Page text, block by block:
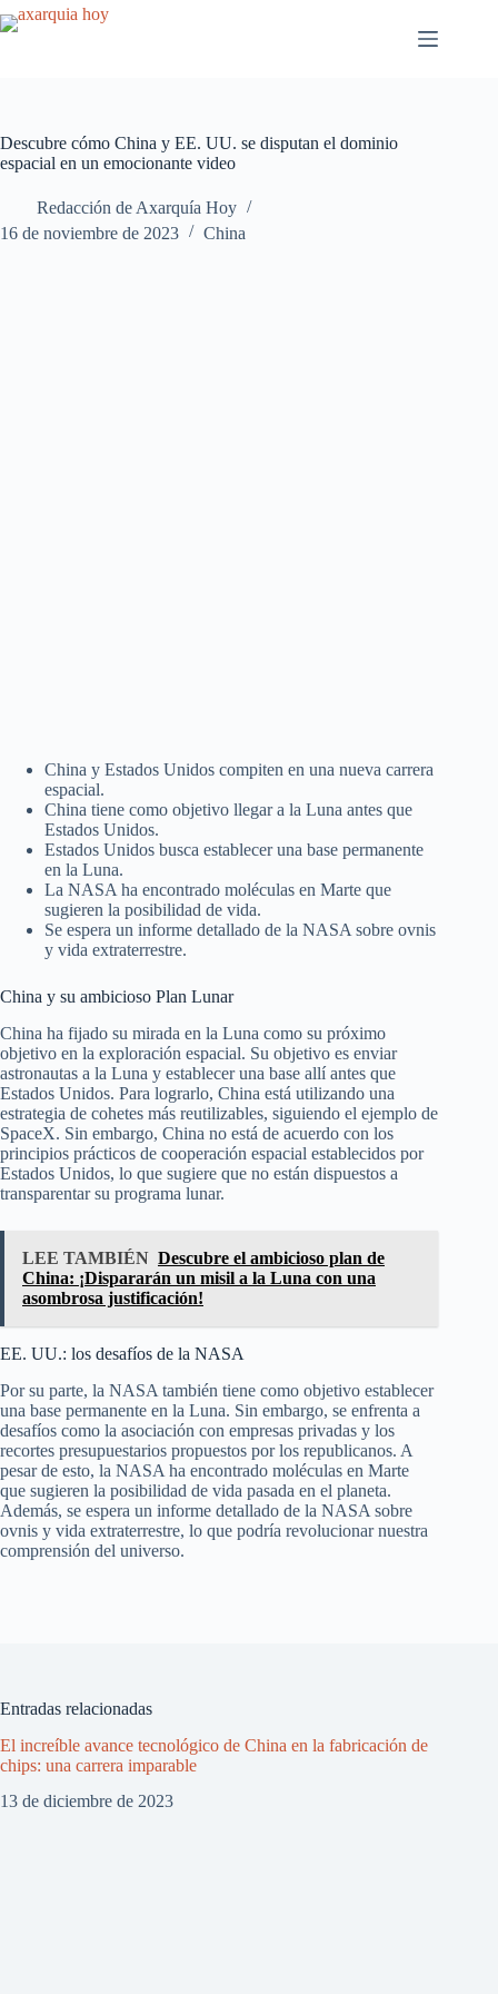
Saltar
al
Descubre cómo China y EE. UU. se disputan el dominio
espacial en un emocionante video
Redacción de Axarquía Hoy
16 de noviembre de 2023
China
China y Estados Unidos compiten en una nueva carrera
espacial.
China tiene como objetivo llegar a la Luna antes que
Estados Unidos.
Estados Unidos busca establecer una base permanente
en la Luna.
La NASA ha encontrado moléculas en Marte que
sugieren la posibilidad de vida.
Se espera un informe detallado de la NASA sobre ovnis
y vida extraterrestre.
China y su ambicioso Plan Lunar
China ha fijado su mirada en la Luna como su próximo
objetivo en la exploración espacial. Su objetivo es enviar
astronautas a la Luna y establecer una base allí antes que
Estados Unidos. Para lograrlo, China está utilizando una
estrategia de cohetes más reutilizables, siguiendo el ejemplo de
SpaceX. Sin embargo, China no está de acuerdo con los
principios prácticos de cooperación espacial establecidos por
Estados Unidos, lo que sugiere que no están dispuestos a
transparentar su programa lunar.
LEE TAMBIÉN Descubre el ambicioso plan de
China: ¡Dispararán un misil a la Luna con una
asombrosa justificación!
EE. UU.: los desafíos de la NASA
Por su parte, la NASA también tiene como objetivo establecer
una base permanente en la Luna. Sin embargo, se enfrenta a
desafíos como la asociación con empresas privadas y los
recortes presupuestarios propuestos por los republicanos. A
pesar de esto, la NASA ha encontrado moléculas en Marte
que sugieren la posibilidad de vida pasada en el planeta.
Además, se espera un informe detallado de la NASA sobre
ovnis y vida extraterrestre, lo que podría revolucionar nuestra
comprensión del universo.
Entradas relacionadas
El increíble avance tecnológico de China en la fabricación de
chips: una carrera imparable
13 de diciembre de 2023